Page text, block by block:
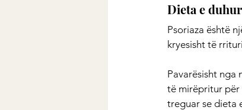
Dieta e
Psoriaza është
kryesisht të
Pavarësisht nga
të mirëpritur për
treguar se dieta